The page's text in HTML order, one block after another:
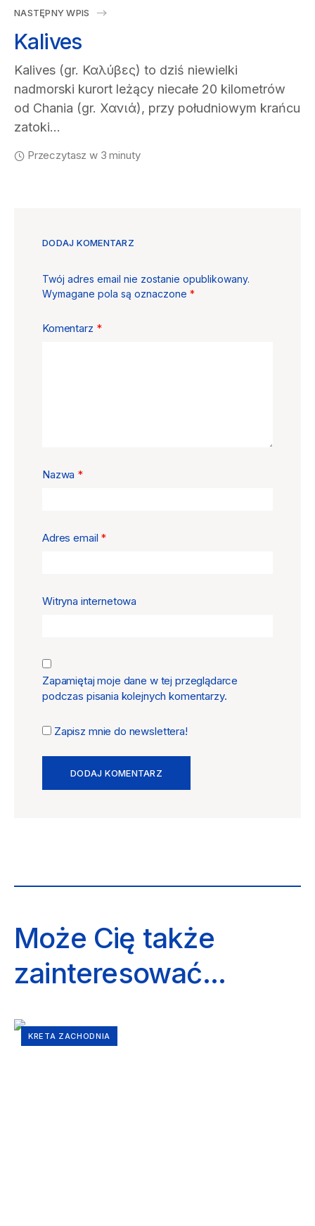
NASTĘPNY WPIS
Kalives
Kalives (gr. Καλύβες) to dziś niewielki
nadmorski kurort leżący niecałe 20 kilometrów
od Chania (gr. Χανιά), przy południowym krańcu
zatoki…
Przeczytasz w 3 minuty
DODAJ KOMENTARZ
Twój adres email nie zostanie opublikowany.
Wymagane pola są oznaczone *
Komentarz *
Nazwa *
Adres email *
Witryna internetowa
Zapamiętaj moje dane w tej przeglądarce
podczas pisania kolejnych komentarzy.
Zapisz mnie do newslettera!
Może Cię także
zainteresować...
KRETA ZACHODNIA